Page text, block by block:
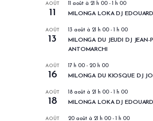
AOÛT
11
11 août à 21 h 00 - 1 h 00
MILONGA LOKA DJ EDOUARD
AOÛT
13
13 août à 21 h 00 - 1 h 00
MILONGA DU JEUDI DJ JEAN-
ANTOMARCHI
AOÛT
16
17 h 00 - 20 h 00
MILONGA DU KIOSQUE DJ
AOÛT
18
18 août à 21 h 00 - 1 h 00
MILONGA LOKA DJ EDOUARD
AOÛT 20 août à 21 h 00 - 1 h 00